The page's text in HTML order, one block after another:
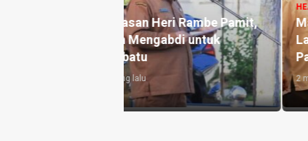
HEADLINE
Maya Hasmita Bawa Nama
Labuhanbatu Bersinar di
Panggung PMI Sumut
2 minggu yang lalu